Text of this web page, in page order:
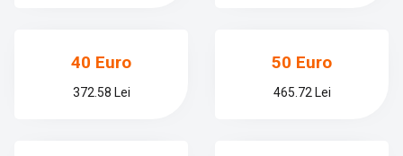
40 Euro
372.58 Lei
50 Euro
465.72 Lei